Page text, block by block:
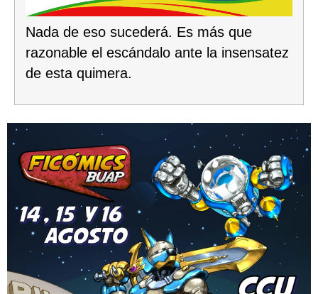
Nada de eso sucederá. Es más que
razonable el escándalo ante la insensatez
de esta quimera.